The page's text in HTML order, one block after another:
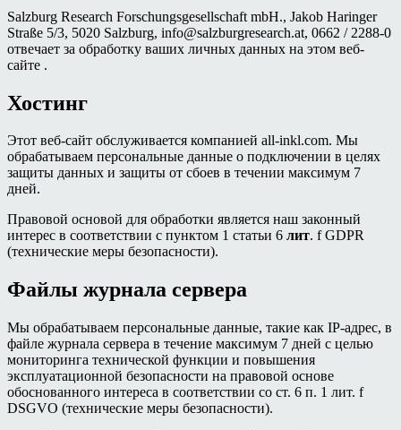
Salzburg Research Forschungsgesellschaft mbH., Jakob Haringer
Straße 5/3, 5020 Salzburg, info@salzburgresearch.at, 0662 / 2288-0
отвечает за обработку ваших личных данных на этом веб-
сайте .
Хостинг
Этот веб-сайт обслуживается компанией all-inkl.com. Мы
обрабатываем персональные данные о подключении в целях
защиты данных и защиты от сбоев в течении максимум 7
дней.
Правовой основой для обработки является наш законный
интерес в соответствии с пунктом 1 статьи 6 лит. f GDPR
(технические меры безопасности).
Файлы журнала сервера
Мы обрабатываем персональные данные, такие как IP-адрес, в
файле журнала сервера в течение максимум 7 дней с целью
мониторинга технической функции и повышения
эксплуатационной безопасности на правовой основе
обоснованного интереса в соответствии со ст. 6 п. 1 лит. f
DSGVO (технические меры безопасности).